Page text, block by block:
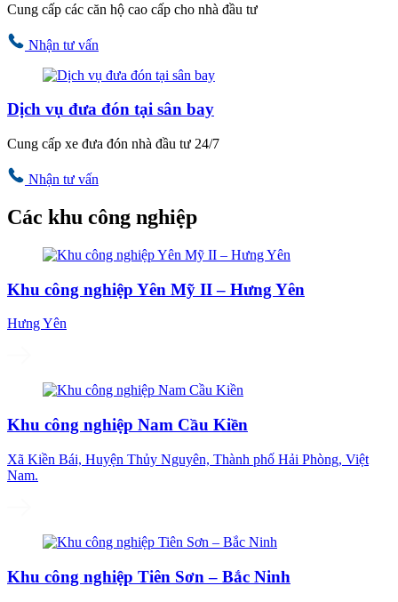
Cung cấp các căn hộ cao cấp cho nhà đầu tư
Nhận tư vấn
Dịch vụ đưa đón tại sân bay
Cung cấp xe đưa đón nhà đầu tư 24/7
Nhận tư vấn
Các khu công nghiệp
Khu công nghiệp Yên Mỹ II – Hưng Yên
Hưng Yên
Khu công nghiệp Nam Cầu Kiền
Xã Kiền Bái, Huyện Thủy Nguyên, Thành phố Hải Phòng, Việt
Nam.
Khu công nghiệp Tiên Sơn – Bắc Ninh